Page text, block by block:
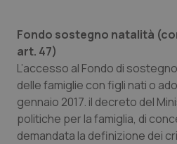
Fondo sostegno natalità
art. 47)
L’accesso al Fondo di
delle famiglie con figli nati o
gennaio 2017. iI decreto del
politiche per la famiglia, di
demandata la definizione dei